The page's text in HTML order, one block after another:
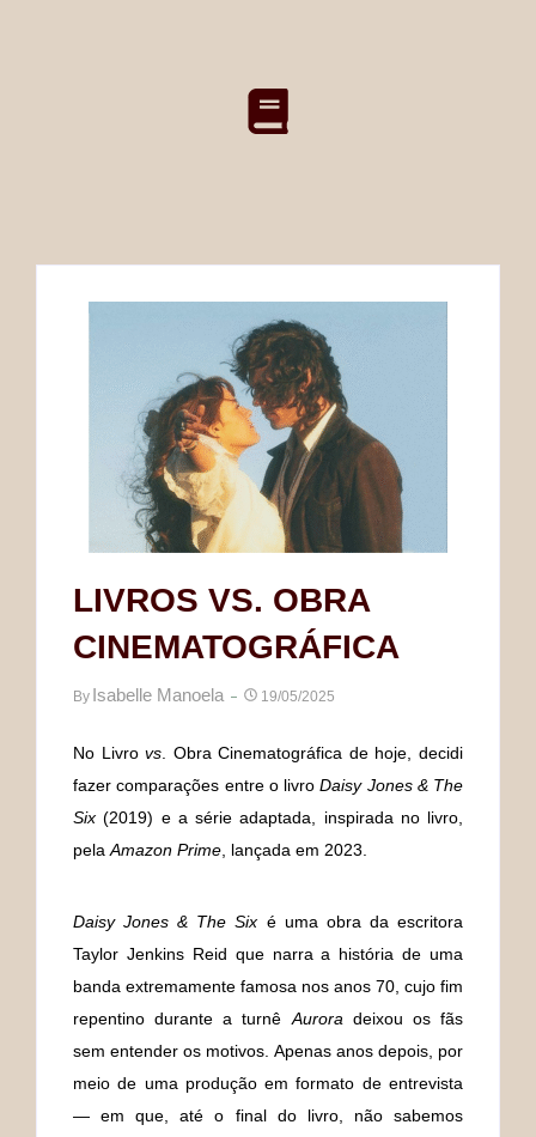
LIVROS VS. OBRA
CINEMATOGRÁFICA
By Isabelle Manoela 19/05/2025
No Livrovs . Obra Cinematográfica de hoje, decidi
fazer comparações entre o livroDaisy Jones & The
Six (2019) e a série adaptada, inspirada no livro,
pela Amazon Prime , lançada em 2023.
Daisy Jones & The Six é uma obra da escritora
Taylor Jenkins Reid que narra a história de uma
banda extremamente famosa nos anos 70, cujo fim
repentino durante a turnê Aurora deixou os fãs
sem entender os motivos. Apenas anos depois, por
meio de uma produção em formato de entrevista
— em que, até o final do livro, não sabemos